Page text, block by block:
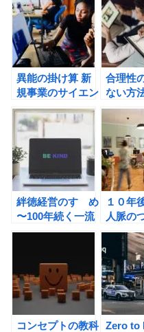
で「小さいのに偉
大だ! 」といわれ
る企業の、シンプ
ルで強い戦略の書
評
異能の掛け算 新
規事業のサイエン
ス (井上一鷹)の書
評
合理性
ない方
Skill デ
スキル
の書評
絆徳経営のすゝめ
〜100年続く一流
企業は、なぜ絆と
朗）の書評
１０年
人脈の
（河上
評
コンセプトの教科 Zero to